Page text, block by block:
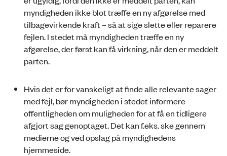
myndigheden ikke blot træffe en ny afgørelse med
tilbagevirkende kraft – så at sige slette eller reparere
fejlen. I stedet må myndigheden træffe en ny
afgørelse, der først kan få virkning, når den er meddelt
parten.
Hvis det er for vanskeligt at finde alle relevante sager
med fejl, bør myndigheden i stedet informere
offentligheden om muligheden for at få en tidligere
afgjort sag genoptaget. Det kan f.eks. ske gennem
medierne og ved opslag på myndighedens
hjemmeside.